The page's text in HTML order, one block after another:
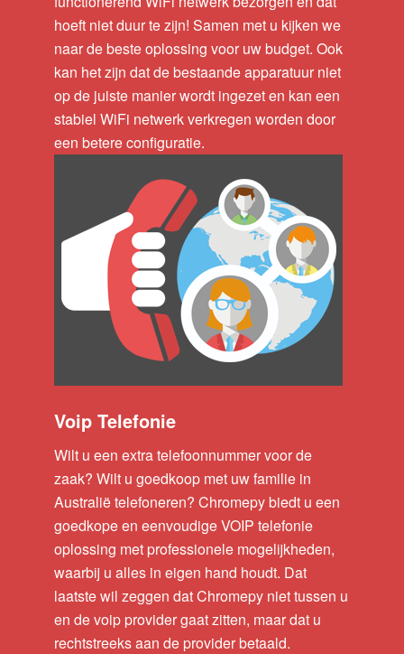
hoeft niet duur te zijn! Samen met u kijken we
naar de beste oplossing voor uw budget. Ook
kan het zijn dat de bestaande apparatuur niet
op de juiste manier wordt ingezet en kan een
stabiel WiFi netwerk verkregen worden door
een betere configuratie.
Voip Telefonie
Wilt u een extra telefoonnummer voor de
zaak? Wilt u goedkoop met uw familie in
Australië telefoneren? Chromepy biedt u een
goedkope en eenvoudige VOIP telefonie
oplossing met professionele mogelijkheden,
waarbij u alles in eigen hand houdt. Dat
laatste wil zeggen dat Chromepy niet tussen u
en de voip provider gaat zitten, maar dat u
rechtstreeks aan de provider betaald.